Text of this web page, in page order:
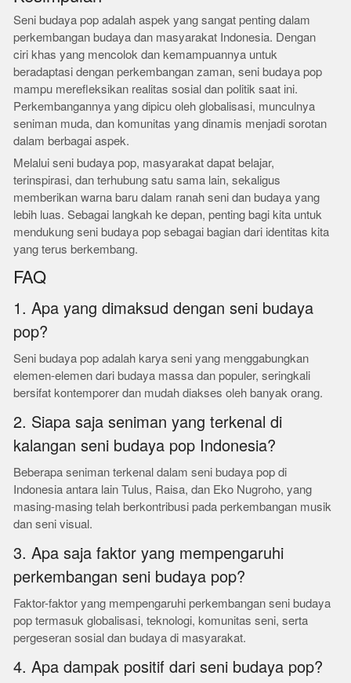
Seni budaya pop adalah aspek yang sangat penting dalam
perkembangan budaya dan masyarakat Indonesia. Dengan
ciri khas yang mencolok dan kemampuannya untuk
beradaptasi dengan perkembangan zaman, seni budaya pop
mampu merefleksikan realitas sosial dan politik saat ini.
Perkembangannya yang dipicu oleh globalisasi, munculnya
seniman muda, dan komunitas yang dinamis menjadi sorotan
dalam berbagai aspek.
Melalui seni budaya pop, masyarakat dapat belajar,
terinspirasi, dan terhubung satu sama lain, sekaligus
memberikan warna baru dalam ranah seni dan budaya yang
lebih luas. Sebagai langkah ke depan, penting bagi kita untuk
mendukung seni budaya pop sebagai bagian dari identitas kita
yang terus berkembang.
FAQ
1. Apa yang dimaksud dengan seni budaya
pop?
Seni budaya pop adalah karya seni yang menggabungkan
elemen-elemen dari budaya massa dan populer, seringkali
bersifat kontemporer dan mudah diakses oleh banyak orang.
2. Siapa saja seniman yang terkenal di
kalangan seni budaya pop Indonesia?
Beberapa seniman terkenal dalam seni budaya pop di
Indonesia antara lain Tulus, Raisa, dan Eko Nugroho, yang
masing-masing telah berkontribusi pada perkembangan musik
dan seni visual.
3. Apa saja faktor yang mempengaruhi
perkembangan seni budaya pop?
Faktor-faktor yang mempengaruhi perkembangan seni budaya
pop termasuk globalisasi, teknologi, komunitas seni, serta
pergeseran sosial dan budaya di masyarakat.
4. Apa dampak positif dari seni budaya pop?